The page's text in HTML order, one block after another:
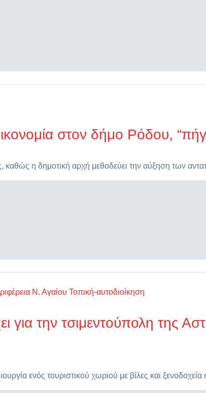
στον δήμο Ρόδου,
η δημοτική αρχή μεθοδεύει την αύξηση των
Ν. Αγαίου Τοπική-αυτοδιοίκηση
για την τσιμεντούπολη της
ενός τουριστικού χωριού με βίλες και